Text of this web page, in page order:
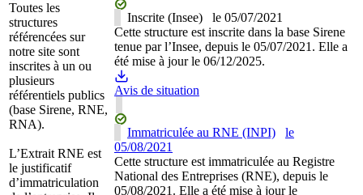
Toutes les
structures
référencées sur
notre site sont
inscrites à un ou
plusieurs
référentiels publics
(base Sirene, RNE,
RNA).
L’Extrait RNE est
le justificatif
d’immatriculation
Inscrite (Insee) le 05/07/2021
Cette structure est inscrite dans la base Sirene
tenue par l’Insee, depuis le 05/07/2021. Elle a
été mise à jour le 06/12/2025.
Avis de situation
Immatriculée au RNE (INPI)
le
05/08/2021
Cette structure est immatriculée au Registre
National des Entreprises (RNE), depuis le
05/08/2021. Elle a été mise à jour le